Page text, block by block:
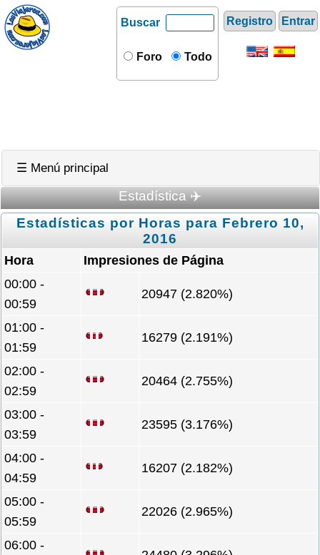
Registro Entrar
Buscar
Foro Todo
☰ Menú principal
Estadística ✈️
Estadísticas por Horas para Febrero 10,
2016
Hora
Impresiones de Página
00:00 -
00:59
20947 (2.820%)
01:00 -
01:59
16279 (2.191%)
02:00 -
02:59
20464 (2.755%)
03:00 -
03:59
23595 (3.176%)
04:00 -
04:59
16207 (2.182%)
05:00 -
05:59
22026 (2.965%)
06:00 -